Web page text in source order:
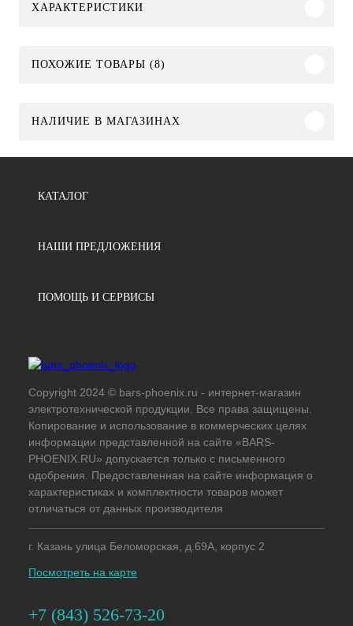
ХАРАКТЕРИСТИКИ
ПОХОЖИЕ ТОВАРЫ (8)
НАЛИЧИЕ В МАГАЗИНАХ
КАТАЛОГ
НАШИ ПРЕДЛОЖЕНИЯ
ПОМОЩЬ И СЕРВИСЫ
Copyright 2024 © bars-phoenix.ru - интернет-магазин
электротехнической продукции. Все права защищены.
Копирование и использование в коммерческих целях
информации представленной на сайте «BARS-
PHOENIX.RU» допускается только с письменного
одобрения. Предоставленная на сайте информация о
характеристиках и комплектности товаров может
отличаться от данных производителя
г. Казань улица Беломорская, д.69А, корпус 2
Посмотреть на карте
+7 (843) 526-73-20